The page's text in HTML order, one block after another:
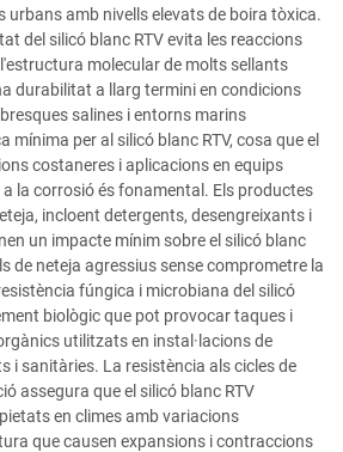
urbans amb nivells elevats de boira tòxica.
del silicó blanc RTV evita les reaccions
molecular de molts sellants
durabilitat a llarg termini en condicions
salines i entorns marins
mínima per al silicó blanc RTV, cosa que el
costaneres i aplicacions en equips
la corrosió és fonamental. Els productes
incloent detergents, desengreixants i
un impacte mínim sobre el silicó blanc
de neteja agressius sense comprometre la
fúngica i microbiana del silicó
biològic que pot provocar taques i
utilitzats en instal·lacions de
i sanitàries. La resistència als cicles de
assegura que el silicó blanc RTV
en climes amb variacions
que causen expansions i contraccions